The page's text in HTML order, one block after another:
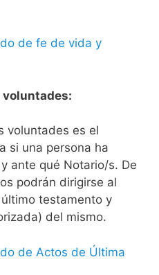
de fe de vida y
voluntades es el
si una persona ha
ante qué Notario/s. De
podrán dirigirse al
testamento y
del mismo.
de Actos de Última